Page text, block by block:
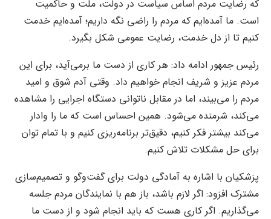
که رضایت مردم اساس سیاست در دولت، ملت و حاکمیت
است. ما آمده‌ایم که مردم را راضی نگه داریم؛ آمده‌ایم خدمت
کنیم تا از دل خدمت، رضایت عمومی شکل بگیرد.
رئیس جمهور ادامه داد: هر کاری از دست ما برمی‌آید، برای این
مردم عزیز و شریف انجام خواهیم داد. وقتی آدم شوق و امید
مردم را می‌بیند، اما در مقابل ناتوانی دستگاه اجرایی را مشاهده
می‌کند، شرمنده می‌شود. همین احساس است که ما را وادار
می‌کند بیشتر فکر کنیم، دقیق‌تر برنامه‌ریزی کنیم و با تمام توان
برای حل مشکلات تلاش کنیم.
پزشکیان با اشاره به آمادگی دولت برای گفت‌وگو و تصمیم‌سازی
مشترک افزود: اگر لازم باشد، باز هم با نمایندگان مردم جلسه
می‌گذاریم. اگر کاری هست که باید انجام شود و از دست ما